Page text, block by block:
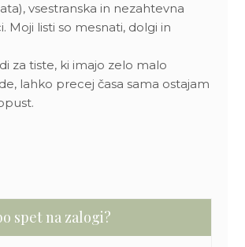
vsestranska in nezahtevna
Moji listi so mesnati, dolgi in
za tiste, ki imajo zelo malo
lahko precej časa sama ostajam
spet na zalogi?